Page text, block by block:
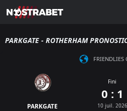
PARKGATE - ROTHERHAM
FRIENDLIES
PARKGATE
Fini
0 : 1
10 juil. 2026